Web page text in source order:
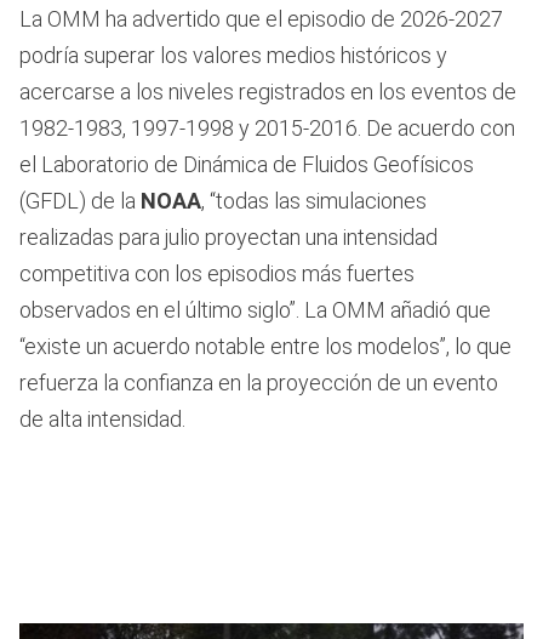
La OMM ha advertido que el episodio de 2026-2027
podría superar los valores medios históricos y
acercarse a los niveles registrados en los eventos de
1982-1983, 1997-1998 y 2015-2016. De acuerdo con
el Laboratorio de Dinámica de Fluidos Geofísicos
(GFDL) de la NOAA, “todas las simulaciones
realizadas para julio proyectan una intensidad
competitiva con los episodios más fuertes
observados en el último siglo”. La OMM añadió que
“existe un acuerdo notable entre los modelos”, lo que
refuerza la confianza en la proyección de un evento
de alta intensidad.